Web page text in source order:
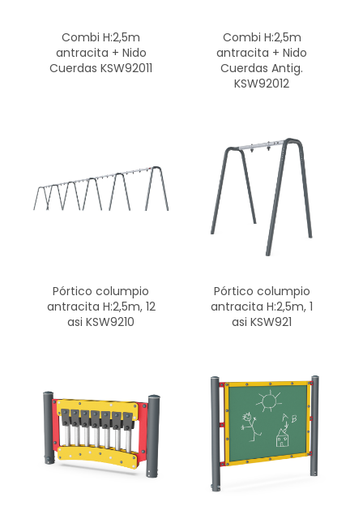
Combi H:2,5m
antracita + Nido
Cuerdas KSW92011
Combi H:2,5m
antracita + Nido
Cuerdas Antig.
KSW92012
Pórtico columpio
antracita H:2,5m, 12
asi KSW9210
Pórtico columpio
antracita H:2,5m, 1
asi KSW921